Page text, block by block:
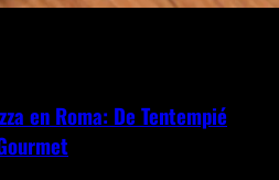
en Roma: De Tentempié